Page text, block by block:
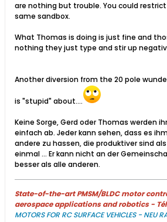
are nothing but trouble. You could
same sandbox.
What Thomas is doing is just fine and
nothing they just type and stir up
Another diversion from the 20 pole
is "stupid" about....
Keine Sorge, Gerd oder Thomas werden
einfach ab. Jeder kann sehen, dass es
andere zu hassen, die produktiver sind
einmal ... Er kann nicht an der
besser als alle anderen.
State-of-the-art PMSM/BLDC motor
aerospace applications and robotics -
MOTORS FOR RC SURFACE VEHICLES - NEU